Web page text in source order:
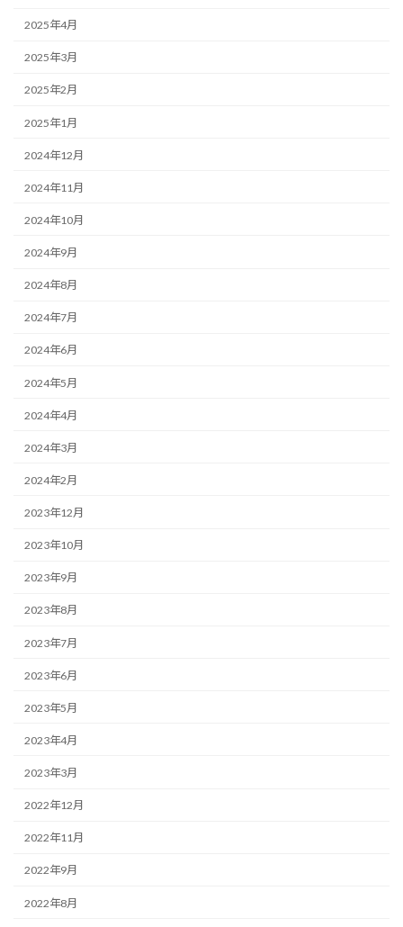
2025年4月
2025年3月
2025年2月
2025年1月
2024年12月
2024年11月
2024年10月
2024年9月
2024年8月
2024年7月
2024年6月
2024年5月
2024年4月
2024年3月
2024年2月
2023年12月
2023年10月
2023年9月
2023年8月
2023年7月
2023年6月
2023年5月
2023年4月
2023年3月
2022年12月
2022年11月
2022年9月
2022年8月